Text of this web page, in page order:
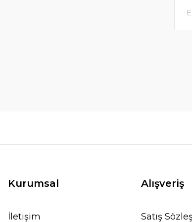
Kurumsal
İletişim
Alışveriş
Satış